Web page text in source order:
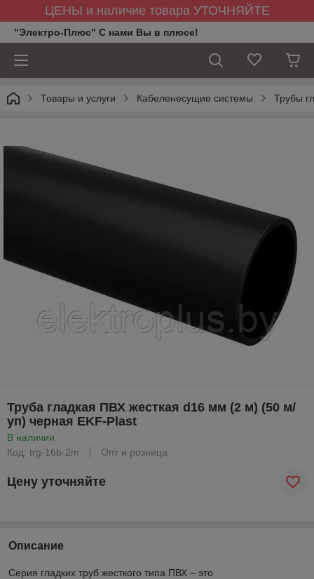
ЦЕНЫ и наличие товара УТОЧНЯЙТЕ
"Электро-Плюс" С нами Вы в плюсе!
Товары и услуги Кабеленесущие системы Трубы
Труба гладкая ПВХ жесткая d16 мм (2 м) (50 м/
уп) черная EKF-Plast
В наличии
Код: trg-16b-2m
Опт и розница
Цену уточняйте
Описание
Серия гладких труб жесткого типа ПВХ – это